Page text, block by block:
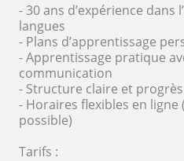
- 30 ans d’expérience dans
langues
- Plans d’apprentissage
- Apprentissage pratique
communication
- Structure claire et
- Horaires flexibles en
possible)
Tarifs :